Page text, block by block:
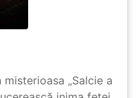
„Salcie a